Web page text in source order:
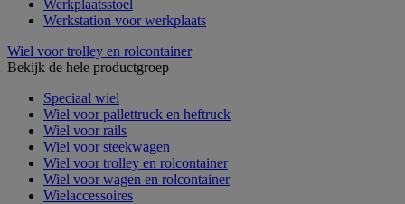
Werkplaatsstoel
Werkstation voor werkplaats
Wiel voor trolley en rolcontainer
Bekijk de hele productgroep
Speciaal wiel
Wiel voor pallettruck en heftruck
Wiel voor rails
Wiel voor steekwagen
Wiel voor trolley en rolcontainer
Wiel voor wagen en rolcontainer
Wielaccessoires